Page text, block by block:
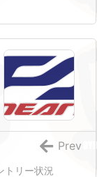
トリー状況
Prev